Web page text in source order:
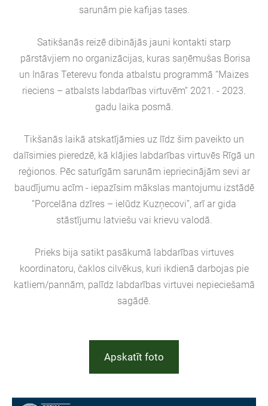
sarunām pie kafijas tases.
Satikšanās reizē dibinājās jauni kontakti starp
pārstāvjiem no organizācijas, kuras saņēmušas Borisa
un Ināras Teterevu fonda atbalstu programmā “Maizes
rieciens – atbalsts labdarības virtuvēm” 2021. - 2023.
gadu laika posmā.
Tikšanās laikā atskatījāmies uz līdz šim paveikto un
dalīsimies pieredzē, kā klājies labdarības virtuvēs Rīgā un
reģionos. Pēc saturīgām sarunām iepriecinājām sevi ar
baudījumu acīm - iepazīsim mākslas mantojumu izstādē
“Porcelāna dzīres – ielūdz Kuzņecovi”, arī ar gida
stāstījumu latviešu vai krievu valodā.
Prieks bija satikt pasākumā labdarības virtuves
koordinatoru, čaklos cilvēkus, kuri ikdienā darbojas pie
katliem/pannām, palīdz labdarības virtuvei nepieciešamā
sagādē.
Apskatīt foto